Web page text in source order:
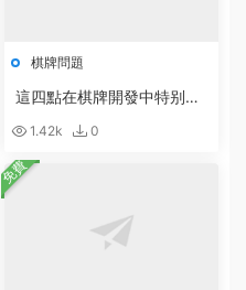
棋牌問題
這四點在棋牌開發中特别重
1.42k 0
免費